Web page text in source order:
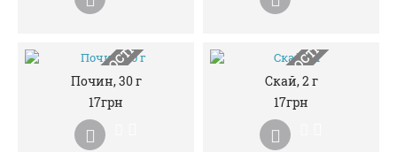
НЕМАЄ В НАЯВНОСТІ
Почин, 30 г
17грн
НЕМАЄ В НАЯВНОСТІ
Скай, 2 г
17грн